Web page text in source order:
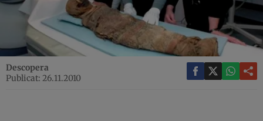
Descopera
Publicat: 26.11.2010